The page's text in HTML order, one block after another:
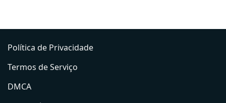
Política de Privacidade
Termos de Serviço
DMCA